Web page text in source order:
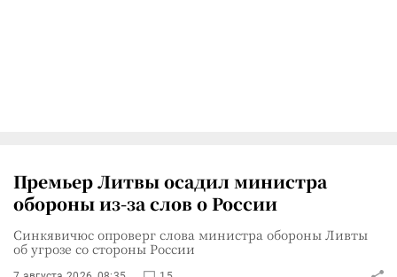
Премьер Литвы осадил министра
обороны из-за слов о России
Синкявичюс опроверг слова министра обороны Ливты
об угрозе со стороны России